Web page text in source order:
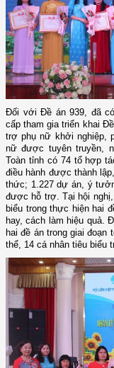
Đối với Đề án 939, đã
cấp tham gia triển khai
trợ phụ nữ khởi nghiệp,
nữ được tuyên truyền,
Toàn tỉnh có 74 tổ hợp
điều hành được thành
thức; 1.227 dự án, ý
được hỗ trợ. Tại hội
biểu trong thực hiện hai
hay, cách làm hiệu quả.
hai đề án trong giai đoạn
thể, 14 cá nhân tiêu biểu